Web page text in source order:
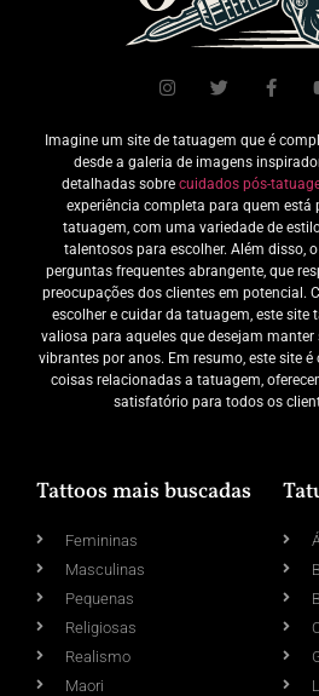
Imagine um site de tatuagem que é
desde a galeria de imagens
detalhadas sobre cuidados pós-
experiência completa para quem está
tatuagem, com uma variedade de
talentosos para escolher. Além disso,
perguntas frequentes abrangente, que
preocupações dos clientes em potencial.
escolher e cuidar da tatuagem, este site
valiosa para aqueles que desejam
vibrantes por anos. Em resumo, este site
coisas relacionadas a tatuagem,
satisfatório para todos os
Tattoos mais buscadas
Femininas
Masculinas
Pequenas
Religiosas
Realismo
Maori